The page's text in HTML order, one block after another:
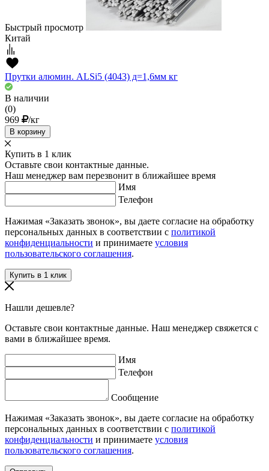
Быстрый просмотр
Китай
Прутки алюмин. ALSi5 (4043) д=1,6мм кг
В наличии
(0)
969
/кг
В корзину
Купить в 1 клик
Оставьте свои контактные данные.
Наш менеджер вам перезвонит в ближайшее время
Имя
Телефон
Нажимая «Заказать звонок», вы даете согласие на обработку
персональных данных в соответствии с политикой
конфиденциальности и принимаете условия
пользовательского соглашения.
Нашли дешевле?
Оставьте свои контактные данные. Наш менеджер свяжется с
вами в ближайшее время.
Имя
Телефон
Сообщение
Нажимая «Заказать звонок», вы даете согласие на обработку
персональных данных в соответствии с политикой
конфиденциальности и принимаете условия
пользовательского соглашения.